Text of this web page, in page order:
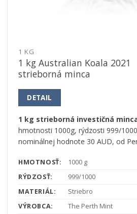
1 KG
1 kg Australian Koala 2021
strieborná minca
DETAIL
1 kg strieborná investičná
hmotnosti 1000g, rýdzosti 999/
nominálnej hodnote 30 AUD, od
HMOTNOSŤ:
1000 g
RÝDZOSŤ:
999/1000
MATERIÁL:
Striebro
VÝROBCA:
The Perth Mint